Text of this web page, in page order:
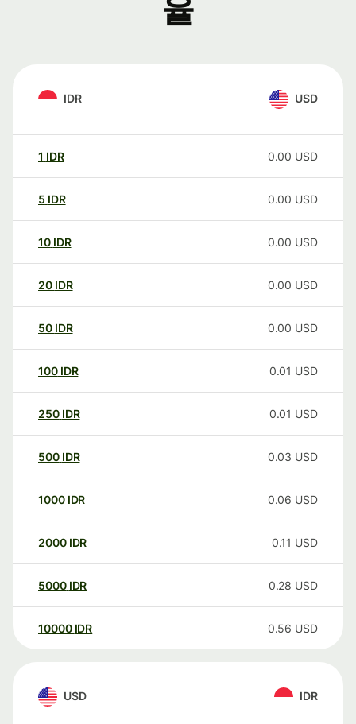
율
IDR USD
1 IDR 0.00 USD
5 IDR 0.00 USD
10 IDR 0.00 USD
20 IDR 0.00 USD
50 IDR 0.00 USD
100 IDR 0.01 USD
250 IDR 0.01 USD
500 IDR 0.03 USD
1000 IDR 0.06 USD
2000 IDR 0.11 USD
5000 IDR 0.28 USD
10000 IDR 0.56 USD
USD IDR